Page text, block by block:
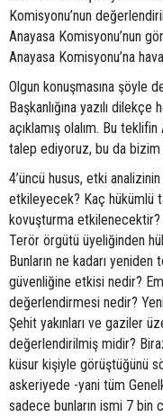
Komisyonu’nun
Anayasa Komisyonu’nun
Anayasa Komisyonu’na
Olgun konuşmasına şöyle
Başkanlığına yazılı
açıklamış olalım. Bu
talep ediyoruz, bu da
4’üncü husus, etki
etkileyecek? Kaç hükümlü
kovuşturma etkilenecektir?
Terör örgütü üyeliğinden
Bunların ne kadarı
güvenliğine etkisi nedir?
değerlendirmesi nedir?
Şehit yakınları ve gaziler
değerlendirilmiş midir?
küsur kişiyle görüştüğünü
askeriyede -yani tüm
sadece bunların ismi 7 bin